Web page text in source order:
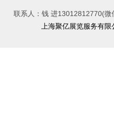
联系人：钱 进13012812770(
上海聚亿展览服务有限